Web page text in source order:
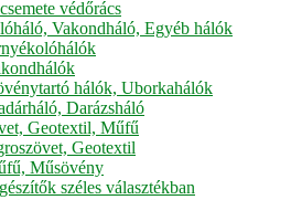
védőrács
Vakondháló, Egyéb hálók
hálók, Uborkahálók
Darázsháló
Geotextil, Műfű
Geotextil
Műsövény
széles választékban